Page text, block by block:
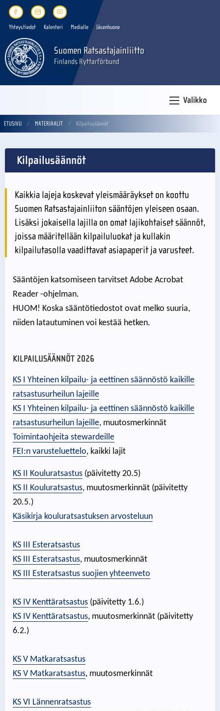
Yhteystiedot Kalenteri Medialle Jäsenhuone
Suomen Ratsastajainliitto
Finlands Ryttarförbund
Valikko
ETUSIVU MATERIAALIT Kilpailusäännöt
Kilpailusäännöt
Kaikkia lajeja koskevat yleismääräykset on koottu
Suomen Ratsastajainliiton sääntöjen yleiseen osaan.
Lisäksi jokaisella lajilla on omat lajikohtaiset säännöt,
joissa määritellään kilpailuluokat ja kullakin
kilpailutasolla vaadittavat asiapaperit ja varusteet.
Sääntöjen katsomiseen tarvitset Adobe Acrobat
Reader -ohjelman.
HUOM! Koska sääntötiedostot ovat melko suuria,
niiden latautuminen voi kestää hetken.
KILPAILUSÄÄNNÖT 2026
KS I Yhteinen kilpailu- ja eettinen säännöstö kaikille
ratsastusurheilun lajeille
KS I Yhteinen kilpailu- ja eettinen säännöstö kaikille
ratsastusurheilun lajeille, muutosmerkinnät
Toimintaohjeita stewardeille
FEI:n varusteluettelo, kaikki lajit
KS II Kouluratsastus (päivitetty 20.5)
KS II Kouluratsastus, muutosmerkinnät (päivitetty
20.5.)
Käsikirja kouluratsastuksen arvosteluun
KS III Esteratsastus
KS III Esteratsastus, muutosmerkinnät
KS III Esteratsastus suojien yhteenveto
KS IV Kenttäratsastus (päivitetty 1.6.)
KS IV Kenttäratsastus, muutosmerkinnät (päivitetty
6.2.)
KS V Matkaratsastus
KS V Matkaratsastus, muutosmerkinnät
KS VI Lännenratsastus